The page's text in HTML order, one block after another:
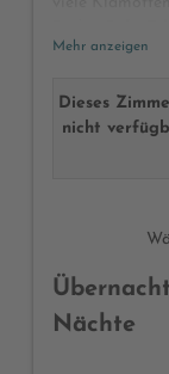
und WC, Föhn,
Bergluft und
Mehr anzeigen
Dieses
nicht
Nächte